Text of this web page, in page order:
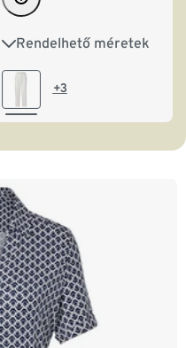
Rendelhető méretek
36 38 40 42
46
+3